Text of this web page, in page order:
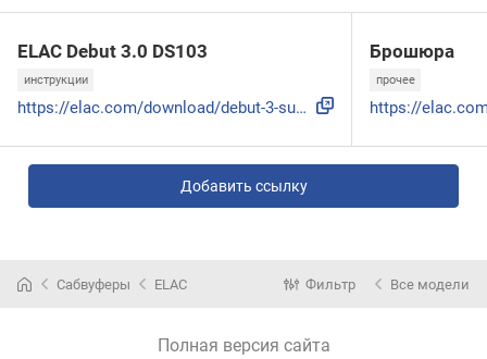
ELAC Debut 3.0 DS103
инструкции
https://elac.com/download/debut-3-subs/debut-3-0-subwoofer-...
Брошюра
прочее
Добавить ссылку
Сабвуферы ELAC Фильтр Все модели
Полная версия сайта